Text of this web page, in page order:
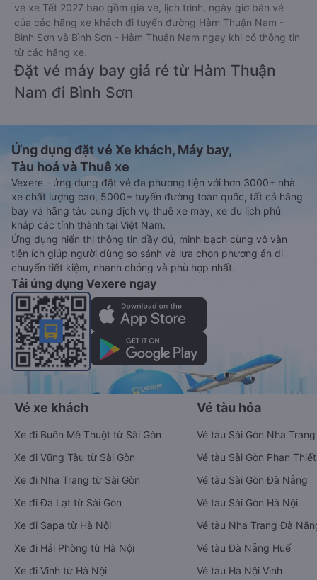
vé xe Tết 2027 bao gồm giá vé, lịch trình, ngày giờ bán vé
của các hãng xe khách đi tuyến đường Hàm Thuận Nam -
Bình Sơn và Bình Sơn - Hàm Thuận Nam ngay khi có thông tin
từ các hãng xe.
Đặt vé máy bay giá rẻ từ Hàm Thuận
Nam đi Bình Sơn
Ứng dụng đặt vé Xe khách, Máy bay,
Tàu hoả và Thuê xe
Vexere - ứng dụng đặt vé đa phương tiện với hơn 3000+ nhà
xe chất lượng cao, 5000+ tuyến đường toàn quốc, tất cả hãng
bay và hãng tàu cùng dịch vụ thuê xe máy, xe du lịch phủ
khắp các tỉnh thành tại Việt Nam.
Ứng dụng hiển thị thông tin đầy đủ, minh bạch cùng vô vàn
tiện ích giúp người dùng so sánh và lựa chọn phương án di
chuyển tiết kiệm, nhanh chóng và phù hợp nhất.
Tải ứng dụng Vexere ngay
Vé xe khách
Xe đi Buôn Mê Thuột từ Sài Gòn
Xe đi Vũng Tàu từ Sài Gòn
Xe đi Nha Trang từ Sài Gòn
Xe đi Đà Lạt từ Sài Gòn
Xe đi Sapa từ Hà Nội
Xe đi Hải Phòng từ Hà Nội
Xe đi Vinh từ Hà Nội
Vé tàu hỏa
Vé tàu Sài Gòn Nha Trang
Vé tàu Sài Gòn Phan Thiết
Vé tàu Sài Gòn Đà Nẵng
Vé tàu Sài Gòn Hà Nội
Vé tàu Nha Trang Đà
Vé tàu Đà Nẵng Huế
Vé tàu Hà Nội Vinh